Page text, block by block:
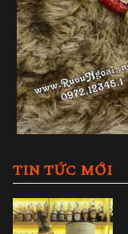
TIN TỨC MỚI